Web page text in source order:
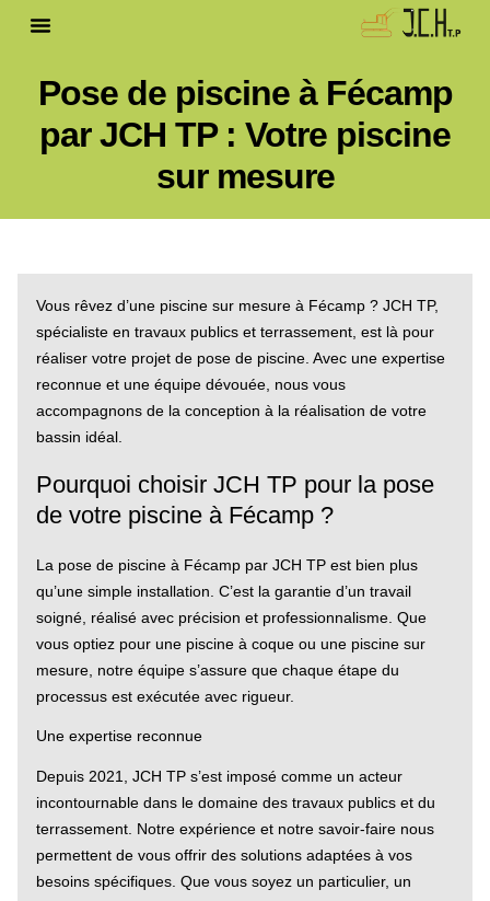
Pose de piscine à Fécamp
par JCH TP : Votre piscine
sur mesure
Vous rêvez d’une piscine sur mesure à Fécamp ? JCH TP,
spécialiste en travaux publics et terrassement, est là pour
réaliser votre projet de pose de piscine. Avec une expertise
reconnue et une équipe dévouée, nous vous
accompagnons de la conception à la réalisation de votre
bassin idéal.
Pourquoi choisir JCH TP pour la pose
de votre piscine à Fécamp ?
La pose de piscine à Fécamp par JCH TP est bien plus
qu’une simple installation. C’est la garantie d’un travail
soigné, réalisé avec précision et professionnalisme. Que
vous optiez pour une piscine à coque ou une piscine sur
mesure, notre équipe s’assure que chaque étape du
processus est exécutée avec rigueur.
Une expertise reconnue
Depuis 2021, JCH TP s’est imposé comme un acteur
incontournable dans le domaine des travaux publics et du
terrassement. Notre expérience et notre savoir-faire nous
permettent de vous offrir des solutions adaptées à vos
besoins spécifiques. Que vous soyez un particulier, un